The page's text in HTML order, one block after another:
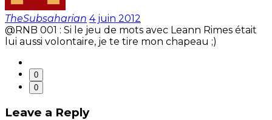
TheSubsaharian 4 juin 2012
@RNB 001 : Si le jeu de mots avec Leann Rimes était
lui aussi volontaire, je te tire mon chapeau ;)
0
0
Leave a Reply